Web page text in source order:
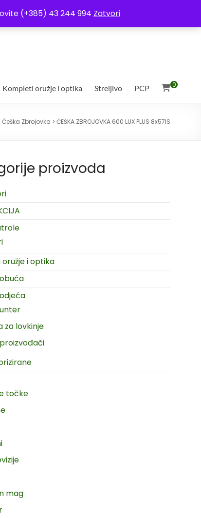
(+385) 43 244 994 Zatvori
Uvjeti poslovanja
0
Kompleti oružje i optika Streljivo PCP
Češka Zbrojovka > ČEŠKA ZBROJOVKA 600 LUX PLUS 8x57IS
proizvoda
i optika
za lovkinje
točke
mag